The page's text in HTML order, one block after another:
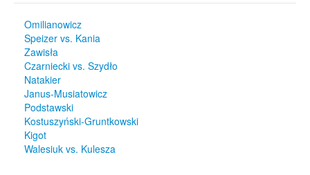
Omilianowicz
Speizer vs. Kania
Zawisła
Czarniecki vs. Szydło
Natakier
Janus-Musiatowicz
Podstawski
Kostuszyński-Gruntkowski
Kigot
Walesiuk vs. Kulesza